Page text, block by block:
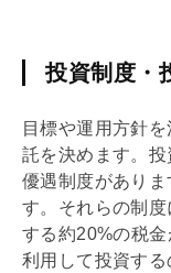
投資制度・
目標や運用方針
託を決めます。
優遇制度がありま
す。それらの制
する約20%の税
利用して投資する